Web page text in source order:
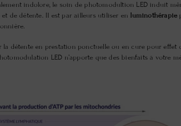
indolore, le soin de photomodultion LED induit
et de détente. Il est par ailleurs utiliser en luminothérapie
la détente en prestation ponctuelle ou en cure pour effet
LED n’apporte que des bienfaits à votre